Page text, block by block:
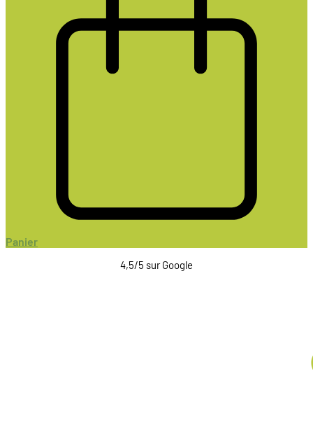
Panier
4,5/5 sur Google